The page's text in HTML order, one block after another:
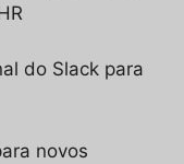
do Slack para
novos